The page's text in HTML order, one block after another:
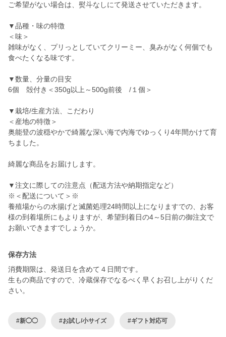
ご希望がない場合は、熨斗なしにて発送させていただきます。
▼品種・味の特徴
＜味＞
雑味がなく、プリっとしていてクリーミー、臭みがなく何個でも
食べたくなる味です。
▼数量、分量の目安
6個 殻付き＜350g以上～500g前後 /１個＞
▼栽培/生産方法、こだわり
＜産地の特徴＞
奥能登の波穏やかで綺麗な深い海で内海でゆっくり4年間かけて育
ちました。
綺麗な商品をお届けします。
▼注文に際しての注意点（配送方法や納期指定など）
※＜配送について＞※
養殖場からの水揚げと滅菌処理24時間以上になりますでの、お客
様の到着場所にもよりますが、希望到着日の4～5日前の御注文で
お願いできますでしょうか。
保存方法
消費期限は、発送日を含めて４日間です。
生もの商品ですので、冷蔵保存でなるべく早くお召し上がりくだ
さい。
#新◯◯ #お試し/小サイズ #ギフト対応可